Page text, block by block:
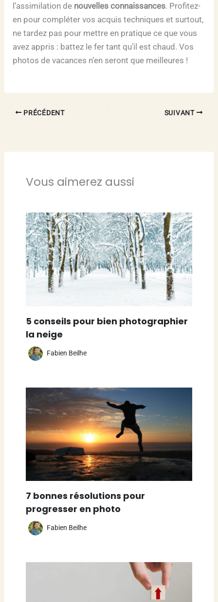
l’assimilation de nouvelles connaissances. Profitez-
en pour compléter vos acquis techniques et surtout,
ne tardez pas pour mettre en pratique ce que vous
avez appris : battez le fer tant qu’il est chaud. Vos
photos de vacances n’en seront que meilleures !
PRÉCÉDENT SUIVANT
Vous aimerez aussi
5 conseils pour bien photographier
la neige
Fabien Beilhe
7 bonnes résolutions pour
progresser en photo
Fabien Beilhe